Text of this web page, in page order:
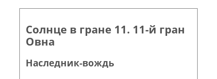
Солнце в гране 11. 11-й гран
Овна
Наследник-вождь